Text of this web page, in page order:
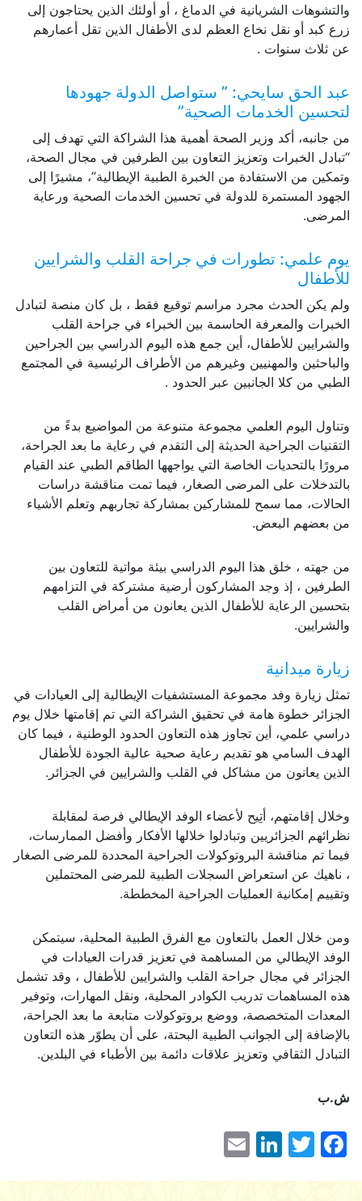
والتشوهات الشريانية في الدماغ ، أو أولئك الذين يحتاجون إلى
زرع كبد أو نقل نخاع العظم لدى الأطفال الذين تقل أعمارهم
عن ثلاث سنوات .
عبد الحق سايحي: ” ستواصل الدولة جهودها
لتحسين الخدمات الصحية”
من جانبه، أكد وزير الصحة أهمية هذا الشراكة التي تهدف إلى
“تبادل الخبرات وتعزيز التعاون بين الطرفين في مجال الصحة،
وتمكين من الاستفادة من الخبرة الطبية الإيطالية”، مشيرًا إلى
الجهود المستمرة للدولة في تحسين الخدمات الصحية ورعاية
المرضى.
يوم علمي: تطورات في جراحة القلب والشرايين
للأطفال
ولم يكن الحدث مجرد مراسم توقيع فقط ، بل كان منصة لتبادل
الخبرات والمعرفة الحاسمة بين الخبراء في جراحة القلب
والشرايين للأطفال، أين جمع هذه اليوم الدراسي بين الجراحين
والباحثين والمهنيين وغيرهم من الأطراف الرئيسية في المجتمع
الطبي من كلا الجانبين عبر الحدود .
وتناول اليوم العلمي مجموعة متنوعة من المواضيع بدءً من
التقنيات الجراحية الحديثة إلى التقدم في رعاية ما بعد الجراحة،
مرورًا بالتحديات الخاصة التي يواجهها الطاقم الطبي عند القيام
بالتدخلات على المرضى الصغار، فيما تمت مناقشة دراسات
الحالات، مما سمح للمشاركين بمشاركة تجاربهم وتعلم الأشياء
من بعضهم البعض.
من جهته ، خلق هذا اليوم الدراسي بيئة مواتية للتعاون بين
الطرفين ، إذ وجد المشاركون أرضية مشتركة في التزامهم
بتحسين الرعاية للأطفال الذين يعانون من أمراض القلب
والشرايين.
زيارة ميدانية
تمثل زيارة وفد مجموعة المستشفيات الإيطالية إلى العيادات في
الجزائر خطوة هامة في تحقيق الشراكة التي تم إقامتها خلال يوم
دراسي علمي، أين تجاوز هذه التعاون الحدود الوطنية ، فيما كان
الهدف السامي هو تقديم رعاية صحية عالية الجودة للأطفال
الذين يعانون من مشاكل في القلب والشرايين في الجزائر.
وخلال إقامتهم، أتِيح لأعضاء الوفد الإيطالي فرصة لمقابلة
نظرائهم الجزائريين وتبادلوا خلالها الأفكار وأفضل الممارسات،
فيما تم مناقشة البروتوكولات الجراحية المحددة للمرضى الصغار
، ناهيك عن استعراض السجلات الطبية للمرضى المحتملين
وتقييم إمكانية العمليات الجراحية المخططة.
ومن خلال العمل بالتعاون مع الفرق الطبية المحلية، سيتمكن
الوفد الإيطالي من المساهمة في تعزيز قدرات العيادات في
الجزائر في مجال جراحة القلب والشرايين للأطفال ، وقد تشمل
هذه المساهمات تدريب الكوادر المحلية، ونقل المهارات، وتوفير
المعدات المتخصصة، ووضع بروتوكولات متابعة ما بعد الجراحة،
بالإضافة إلى الجوانب الطبية البحتة، على أن يطوّر هذه التعاون
التبادل الثقافي وتعزيز علاقات دائمة بين الأطباء في البلدين.
ش.ب
Facebook
Twitter
LinkedIn